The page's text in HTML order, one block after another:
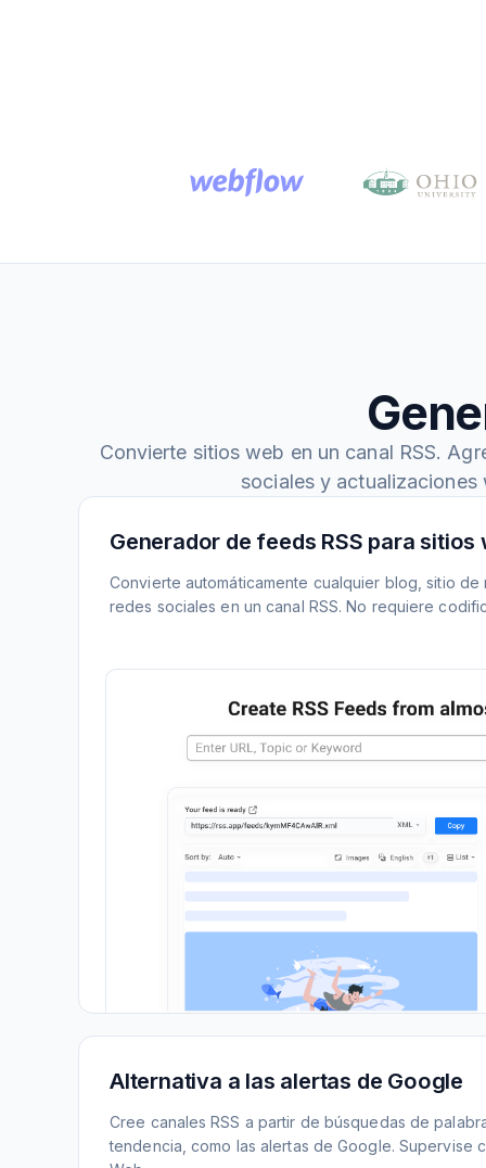
Convierte sitios web en un canal RSS.
sociales y actualizaciones
Generador de feeds RSS para sitios
Convierte automáticamente cualquier blog, sitio
redes sociales en un canal RSS. No requiere
Alternativa a las alertas de Google
Cree canales RSS a partir de búsquedas de
tendencia, como las alertas de Google. Supervise